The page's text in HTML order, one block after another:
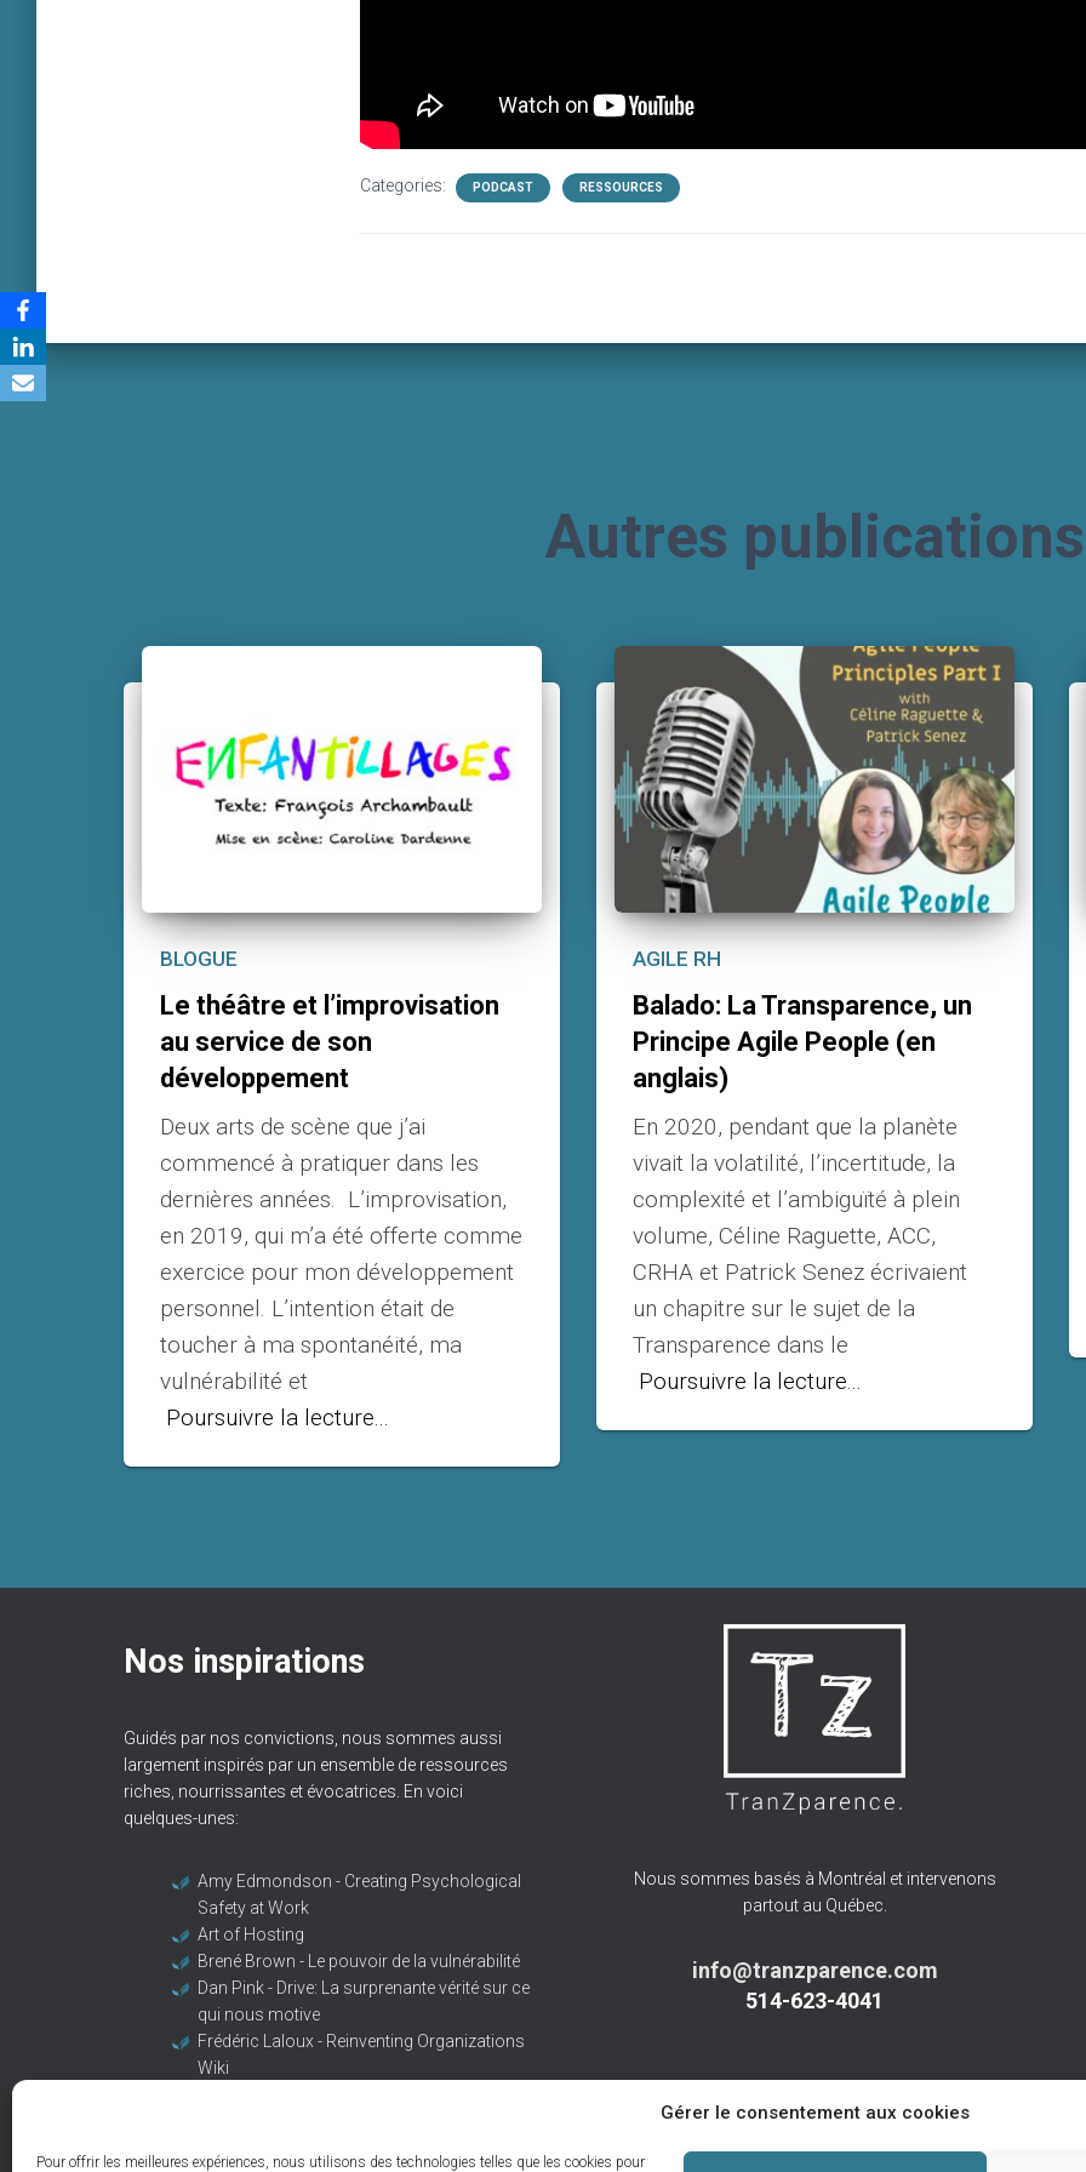
Gérer le consentement aux cookies
Pour offrir les meilleures expériences, nous utilisons des technologies telles que les cookies pour
Categories: PODCAST RESSOURCES
Autres publications
BLOGUE
Le théâtre et l’improvisation
au service de son
développement
Deux arts de scène que j’ai
commencé à pratiquer dans les
dernières années. L’improvisation,
en 2019, qui m’a été offerte comme
exercice pour mon développement
personnel. L’intention était de
toucher à ma spontanéité, ma
vulnérabilité et
Poursuivre la lecture...
AGILE RH
Balado: La Transparence, un
Principe Agile People (en
anglais)
En 2020, pendant que la planète
vivait la volatilité, l’incertitude, la
complexité et l’ambiguïté à plein
volume, Céline Raguette, ACC,
CRHA et Patrick Senez écrivaient
un chapitre sur le sujet de la
Transparence dans le
Poursuivre la lecture...
Nos inspirations
Guidés par nos convictions, nous sommes aussi
largement inspirés par un ensemble de ressources
riches, nourrissantes et évocatrices. En voici
quelques-unes:
Amy Edmondson - Creating Psychological
Safety at Work
Art of Hosting
Brené Brown - Le pouvoir de la vulnérabilité
Dan Pink - Drive: La surprenante vérité sur ce
qui nous motive
Frédéric Laloux - Reinventing Organizations
Wiki
Nous sommes basés à Montréal et intervenons
partout au Québec.
info@tranzparence.com
514-623-4041